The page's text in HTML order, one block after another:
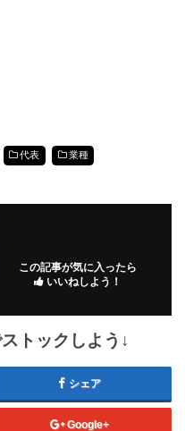
代表 業種
この記事が気に入ったら
いいねしよう！
トックしよう↓
シェア
Google+